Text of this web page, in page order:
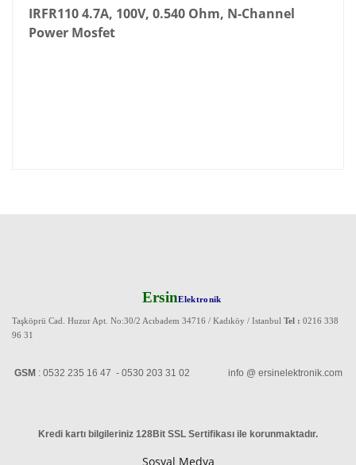
IRFR110 4.7A, 100V, 0.540 Ohm, N-Channel
Power Mosfet
ErsinElektronik
Taşköprü Cad. Huzur Apt. No:30/2 Acıbadem 34716 / Kadıköy / Istanbul Tel : 0216 338
96 31
GSM : 0532 235 16 47 - 0530 203 31 02 info @ ersinelektronik.com
Kredi kartı bilgileriniz 128Bit SSL Sertifikası ile korunmaktadır.
Sosyal Medya